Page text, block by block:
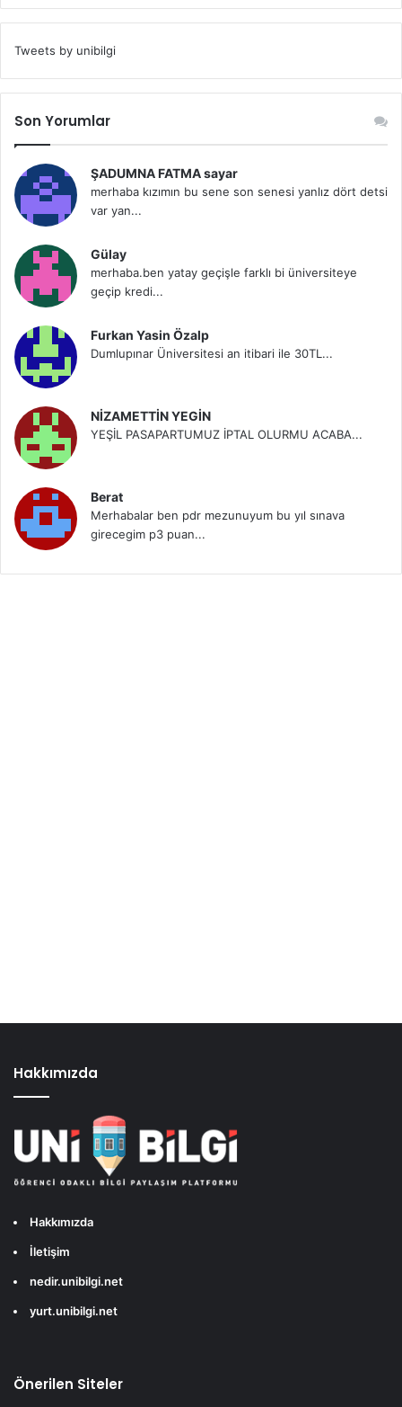
Tweets by unibilgi
Son Yorumlar
ŞADUMNA FATMA sayar
merhaba kızımın bu sene son senesi yanlız dört detsi
var yan...
Gülay
merhaba.ben yatay geçişle farklı bi üniversiteye
geçip kredi...
Furkan Yasin Özalp
Dumlupınar Üniversitesi an itibari ile 30TL...
NİZAMETTİN YEGİN
YEŞİL PASAPARTUMUZ İPTAL OLURMU ACABA...
Berat
Merhabalar ben pdr mezunuyum bu yıl sınava
girecegim p3 puan...
Hakkımızda
Hakkımızda
İletişim
nedir.unibilgi.net
yurt.unibilgi.net
Önerilen Siteler